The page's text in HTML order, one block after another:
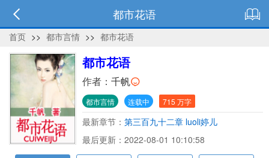
都市花语
首页 >> 都市言情 >> 都市花语
都市花语
作者： 千帆
都市言情 连载中 715 万字
最新章节： 第三百九十二章 luoli婷儿
最后更新：2022-08-01 10:10:58